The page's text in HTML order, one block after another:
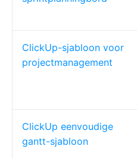
ClickUp-sjabloon voor
projectmanagement
ClickUp eenvoudige
gantt-sjabloon